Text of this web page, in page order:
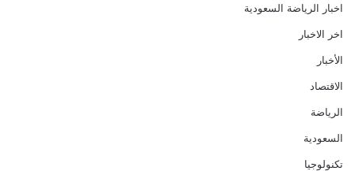
اخبار الرياضة السعودية
اخر الاخبار
الأخبار
الاقتصاد
الرياضة
السعودية
تكنولوجيا